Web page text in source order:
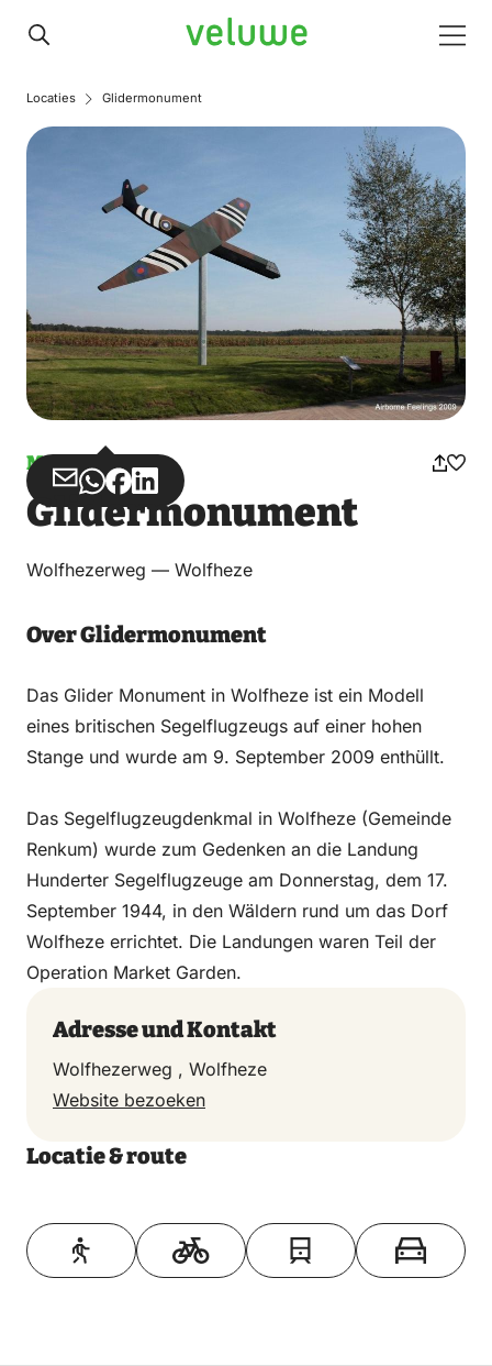
Veluwe
Locaties Glidermonument
Monument
Teilen
über
Teilen
über
Teilen
auf
Teilen
auf
Glidermonument
Wolfhezerweg — Wolfheze
Over Glidermonument
Das Glider Monument in Wolfheze ist ein Modell
eines britischen Segelflugzeugs auf einer hohen
Stange und wurde am 9. September 2009 enthüllt.
Das Segelflugzeugdenkmal in Wolfheze (Gemeinde
Renkum) wurde zum Gedenken an die Landung
Hunderter Segelflugzeuge am Donnerstag, dem 17.
September 1944, in den Wäldern rund um das Dorf
Wolfheze errichtet. Die Landungen waren Teil der
Operation Market Garden.
Adresse und Kontakt
Wolfhezerweg , Wolfheze
Website bezoeken
Locatie & route
Toon op kaart